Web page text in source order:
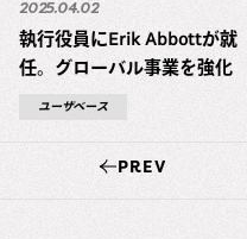
PREV
2025.04.02
執行役員にErik Abbottが就
任。グローバル事業を強化
ユーザベース